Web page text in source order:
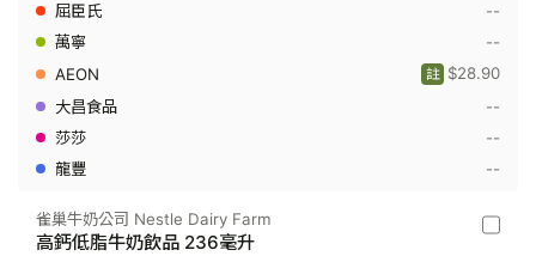
Farm
牛
946
--
--
$28.90
註
--
--
--
雀
雀巢牛奶公司 Nestle Dairy Farm
高鈣低脂牛奶飲品 236毫升